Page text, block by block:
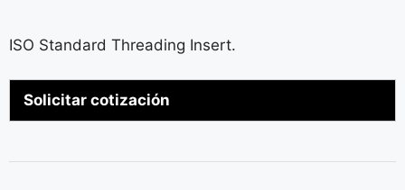
ISO Standard Threading Insert.
Solicitar cotización